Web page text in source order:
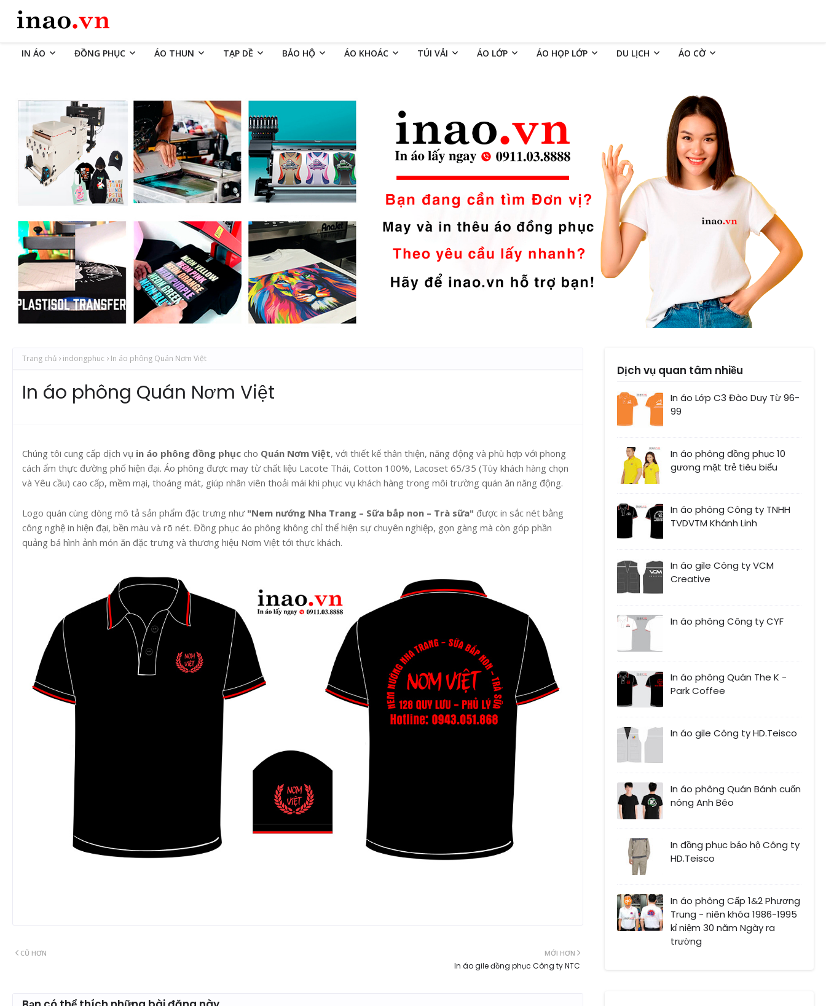
IN ÁO ĐỒNG PHỤC ÁO THUN TẠP DỀ BẢO HỘ ÁO KHOÁC TÚI VẢI ÁO LỚP ÁO HỌP LỚP DU LỊCH ÁO CỜ
Trang chủ indongphuc In áo phông Quán Nơm Việt
In áo phông Quán Nơm Việt
Chúng tôi cung cấp dịch vụ in áo phông đồng phục cho Quán Nơm Việt, với thiết kế thân thiện, năng động và phù hợp với phong
cách ẩm thực đường phố hiện đại. Áo phông được may từ chất liệu Lacote Thái, Cotton 100%, Lacoset 65/35 (Tùy khách hàng chọn
và Yêu cầu) cao cấp, mềm mại, thoáng mát, giúp nhân viên thoải mái khi phục vụ khách hàng trong môi trường quán ăn năng động.
Logo quán cùng dòng mô tả sản phẩm đặc trưng như "Nem nướng Nha Trang – Sữa bắp non – Trà sữa" được in sắc nét bằng
công nghệ in hiện đại, bền màu và rõ nét. Đồng phục áo phông không chỉ thể hiện sự chuyên nghiệp, gọn gàng mà còn góp phần
quảng bá hình ảnh món ăn đặc trưng và thương hiệu Nơm Việt tới thực khách.
MỚI HƠN
In áo gile đồng phục Công ty NTC
CŨ HƠN
Dịch vụ quan tâm nhiều
In áo Lớp C3 Đào Duy Từ 96-
99
In áo phông đồng phục 10
gương mặt trẻ tiêu biểu
In áo phông Công ty TNHH
TVDVTM Khánh Linh
In áo gile Công ty VCM
Creative
In áo phông Công ty CYF
In áo phông Quán The K -
Park Coffee
In áo gile Công ty HD.Teisco
In áo phông Quán Bánh cuốn
nóng Anh Béo
In đồng phục bảo hộ Công ty
HD.Teisco
In áo phông Cấp 1&2 Phương
Trung - niên khóa 1986-1995
kỉ niệm 30 năm Ngày ra
trường